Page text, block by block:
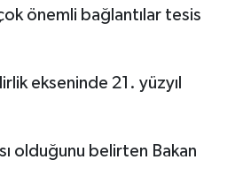
önemli bağlantılar tesis
ekseninde 21. yüzyıl
olduğunu belirten Bakan